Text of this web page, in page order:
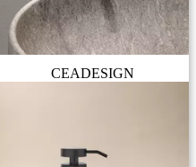
CEADESIGN